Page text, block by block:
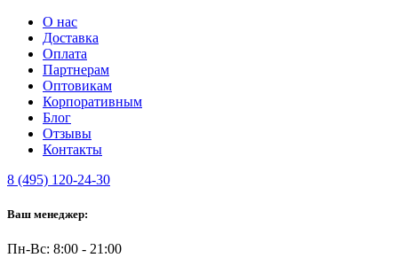
О нас
Доставка
Оплата
Партнерам
Оптовикам
Корпоративным
Блог
Отзывы
Контакты
8 (495) 120-24-30
Ваш менеджер:
Пн-Вс: 8:00 - 21:00